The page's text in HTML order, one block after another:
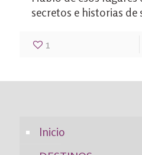
secretos e historias de
1
Inicio